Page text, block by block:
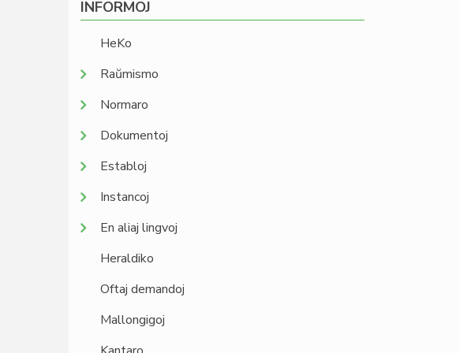
INFORMOJ
HeKo
Raŭmismo
Normaro
Dokumentoj
Establoj
Instancoj
En aliaj lingvoj
Heraldiko
Oftaj demandoj
Mallongigoj